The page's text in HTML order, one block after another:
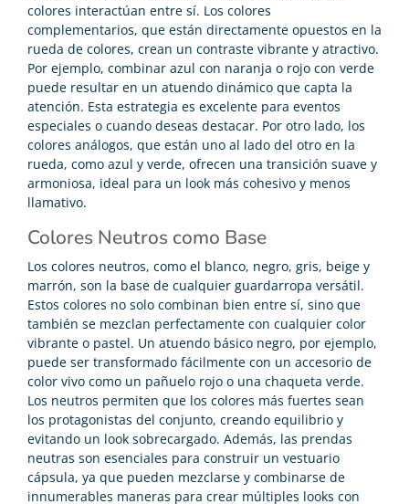
colores interactúan entre sí. Los colores
complementarios, que están directamente opuestos en la
rueda de colores, crean un contraste vibrante y atractivo.
Por ejemplo, combinar azul con naranja o rojo con verde
puede resultar en un atuendo dinámico que capta la
atención. Esta estrategia es excelente para eventos
especiales o cuando deseas destacar. Por otro lado, los
colores análogos, que están uno al lado del otro en la
rueda, como azul y verde, ofrecen una transición suave y
armoniosa, ideal para un look más cohesivo y menos
llamativo.
Colores Neutros como Base
Los colores neutros, como el blanco, negro, gris, beige y
marrón, son la base de cualquier guardarropa versátil.
Estos colores no solo combinan bien entre sí, sino que
también se mezclan perfectamente con cualquier color
vibrante o pastel. Un atuendo básico negro, por ejemplo,
puede ser transformado fácilmente con un accesorio de
color vivo como un pañuelo rojo o una chaqueta verde.
Los neutros permiten que los colores más fuertes sean
los protagonistas del conjunto, creando equilibrio y
evitando un look sobrecargado. Además, las prendas
neutras son esenciales para construir un vestuario
cápsula, ya que pueden mezclarse y combinarse de
innumerables maneras para crear múltiples looks con